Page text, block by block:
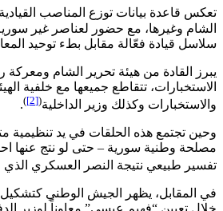
تعكس قاعدة بيانات توزع المناصب
الشام وغيرها، مع حضور لعناصر غير
سلاسل قيادة فعّالة مقابل بطء توحيد
يبرز القادة من هيئة تحرير الشام ومعركة
الاستخبارات، تتقاطع جميعها مع خلفية
والاستخبارات وكذلك وزير الداخلية(
[2]
)
.
وحين تجتمع هذه الحلقات في يد تنظيمية
مصلحة وطنية سورية – حتى لو نتج عنها
تفسير طبيعي نتيجة النصر العسكري الذي
في المقابل، يظهر الجيش الوطني